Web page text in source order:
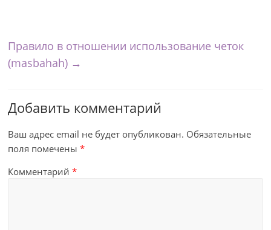
Правило в отношении использование четок
(masbahah) →
Добавить комментарий
Ваш адрес email не будет опубликован. Обязательные
поля помечены*
Комментарий*